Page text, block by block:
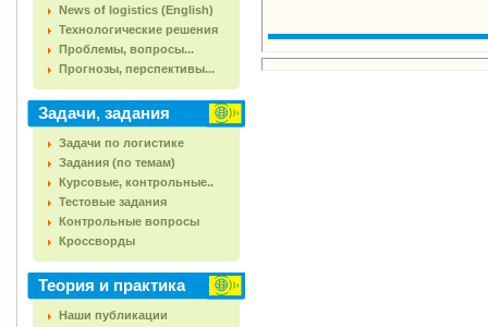
News of logistics (English)
Технологические решения
Проблемы, вопросы...
Прогнозы, перспективы...
Задачи, задания
Задачи по логистике
Задания (по темам)
Курсовые, контрольные..
Тестовые задания
Контрольные вопросы
Кроссворды
Теория и практика
Наши публикации